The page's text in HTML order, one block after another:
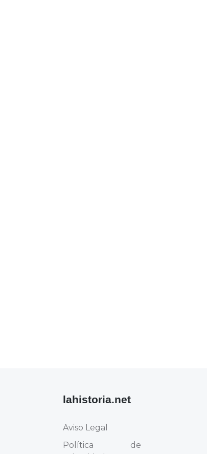
lahistoria.net
Aviso Legal
Política de